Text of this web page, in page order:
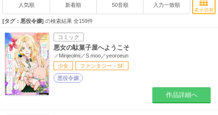
人気順 新着順 50音順 入力一致順
表示切替
タグ：悪役令嬢 の検索結果 全159件
コミック
悪女の駄菓子屋へようこそ
Minjeolmi／S.moo／yeoroeun
少女
ファンタジー・SF
悪役令嬢
作品詳細へ